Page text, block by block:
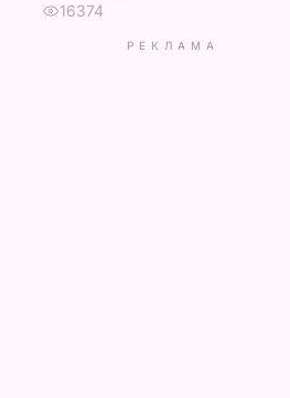
16374
РЕКЛАМА